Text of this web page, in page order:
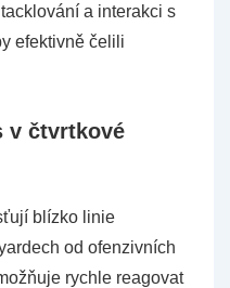
a interakci s
efektivně čelili
v čtvrtkové
blízko linie
od ofenzivních
rychle reagovat